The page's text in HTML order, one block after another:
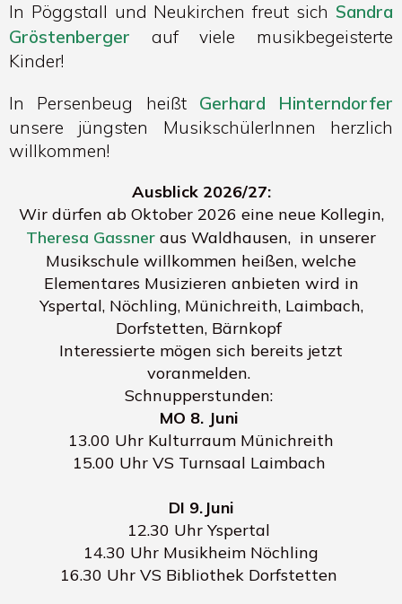
In Pöggstall und Neukirchen freut sich Sandra
Gröstenberger auf viele musikbegeisterte
Kinder!
In Persenbeug heißt Gerhard Hinterndorfer
unsere jüngsten MusikschülerInnen herzlich
willkommen!
Ausblick 2026/27:
Wir dürfen ab Oktober 2026 eine neue Kollegin,
Theresa Gassner aus Waldhausen, in unserer
Musikschule willkommen heißen, welche
Elementares Musizieren anbieten wird in
Yspertal, Nöchling, Münichreith, Laimbach,
Dorfstetten, Bärnkopf
Interessierte mögen sich bereits jetzt
voranmelden.
Schnupperstunden:
MO 8. Juni
13.00 Uhr Kulturraum Münichreith
15.00 Uhr VS Turnsaal Laimbach
DI 9.Juni
12.30 Uhr Yspertal
14.30 Uhr Musikheim Nöchling
16.30 Uhr VS Bibliothek Dorfstetten